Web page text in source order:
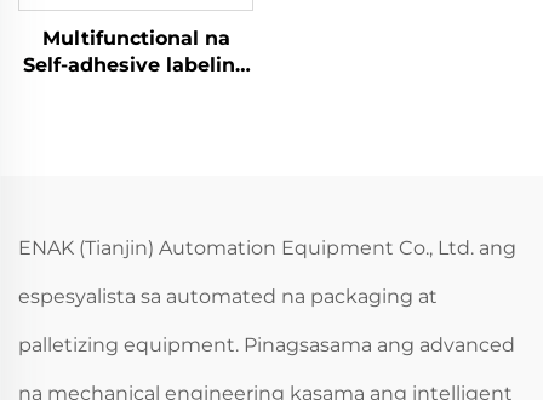
Multifunctional na
Self-adhesive labeling
ENAK (Tianjin) Automation Equipment Co., Ltd. ang
espesyalista sa automated na packaging at
palletizing equipment. Pinagsasama ang advanced
na mechanical engineering kasama ang intelligent